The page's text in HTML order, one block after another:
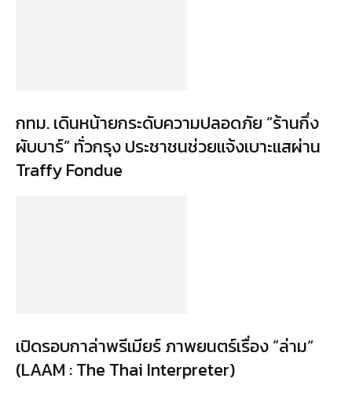
กทม. เดินหน้ายกระดับความปลอดภัย “ร้านกึ่ง
ผับบาร์” ทั่วกรุง ประชาชนช่วยแจ้งเบาะแสผ่าน
Traffy Fondue
เปิดรอบกาล่าพรีเมียร์ ภาพยนตร์เรื่อง ”ล่าม“
(LAAM : The Thai Interpreter)